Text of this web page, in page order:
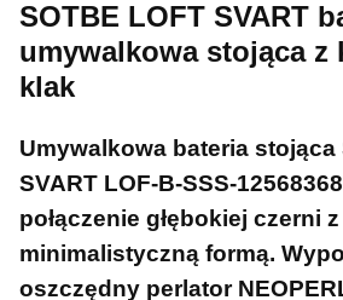
SOTBE LOFT SVART
umywalkowa stojąca z
klak
Umywalkowa bateria stojąca
SVART LOF-B-SSS-
połączenie głębokiej czerni z
minimalistyczną formą.
oszczędny perlator